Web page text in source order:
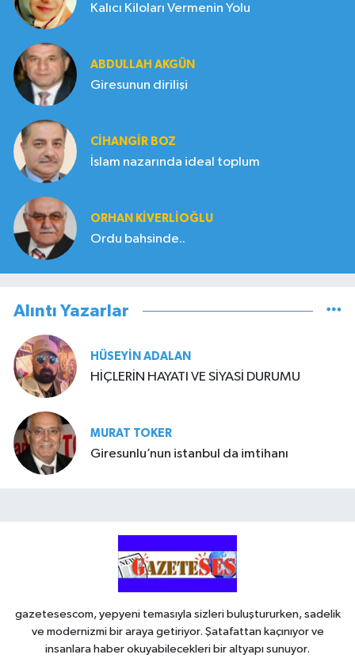
Kalıcı Kiloları Vermenin Yolu
ABDULLAH AKGÜN
Giresunun dirilişi
CIHANGIR BOZ
İslam nazarında ideal toplum
ORHAN KIVERLIOĞLU
Ordu bahsinde..
Alıntı Yazarlar
HÜSEYIN ADALAN
HİÇLERİN HAYATI VE SİYASİ DURUMU
MURAT TOKER
Giresunlu’nun istanbul da imtihanı
gazetesescom, yepyeni temasıyla sizleri buluştururken, sadelik
ve modernizmi bir araya getiriyor. Şatafattan kaçınıyor ve
insanlara haber okuyabilecekleri bir altyapı sunuyor.